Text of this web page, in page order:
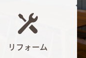
リフォーム